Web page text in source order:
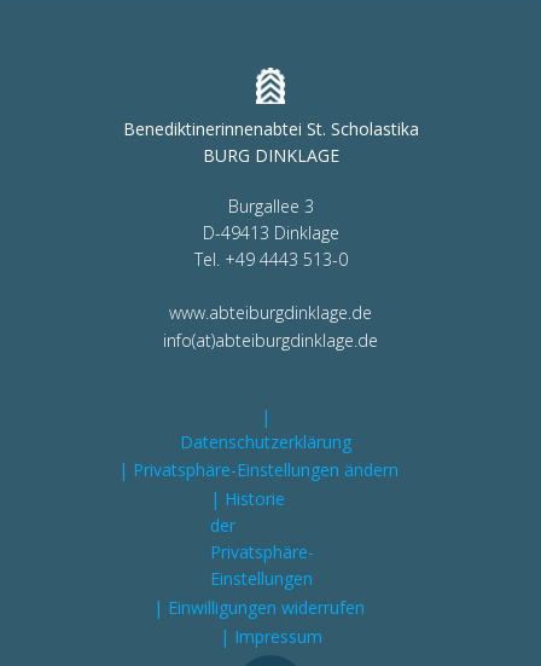
Benediktinerinnenabtei St. Scholastika
BURG DINKLAGE
Burgallee 3
D-49413 Dinklage
Tel. +49 4443 513-0
www.abteiburgdinklage.de
info(at)abteiburgdinklage.de
|
Datenschutzerklärung
| Privatsphäre-Einstellungen ändern
| Historie
der
Privatsphäre-
Einstellungen
| Einwilligungen widerrufen
| Impressum